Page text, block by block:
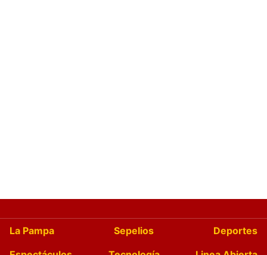
La Pampa Sepelios
Deportes